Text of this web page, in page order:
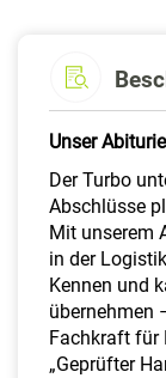
Unser
Der Turbo
Abschlüsse
Mit unserem
in der
Kennen und
übernehmen
Fachkraft für
„Geprüfter